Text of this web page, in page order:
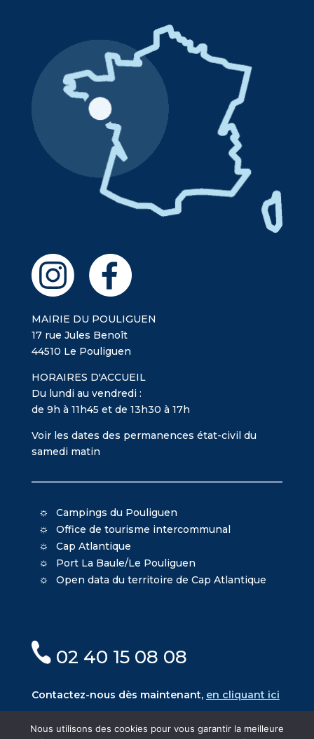
MAIRIE DU POULIGUEN
17 rue Jules Benoît
44510 Le Pouliguen
HORAIRES D'ACCUEIL
Du lundi au vendredi :
de 9h à 11h45 et de 13h30 à 17h
Voir les dates des permanences état-civil du
samedi matin
Campings du Pouliguen
Office de tourisme intercommunal
Cap Atlantique
Port La Baule/Le Pouliguen
Open data du territoire de Cap Atlantique
02 40 15 08 08
Contactez-nous dès maintenant, en cliquant ici
Nous utilisons des cookies pour vous garantir la meilleure